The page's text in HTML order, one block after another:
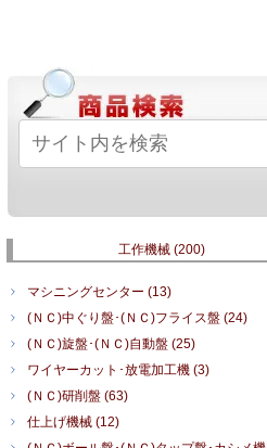
工作機械 (200)
マシニングセンター (13)
(ＮＣ)中ぐり盤･(ＮＣ)フライス盤 (24)
(ＮＣ)旋盤･(ＮＣ)自動盤 (25)
ワイヤーカット･放電加工機 (3)
(ＮＣ)研削盤 (63)
仕上げ機械 (12)